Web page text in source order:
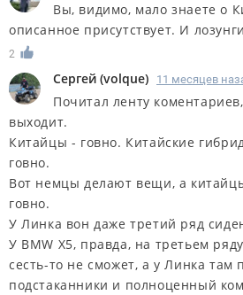
Вы, видимо, мало знаете о
описанное присутствует. И
2
Сергей (volque) 11 месяцев
Почитал ленту
выходит.
Китайцы - говно. Китайские
говно.
Вот немцы делают вещи, а
говно.
У Линка вон даже третий ряд
У BMW X5, правда, на третьем
сесть-то не сможет, а у Линка там
подстаканники и полноценный